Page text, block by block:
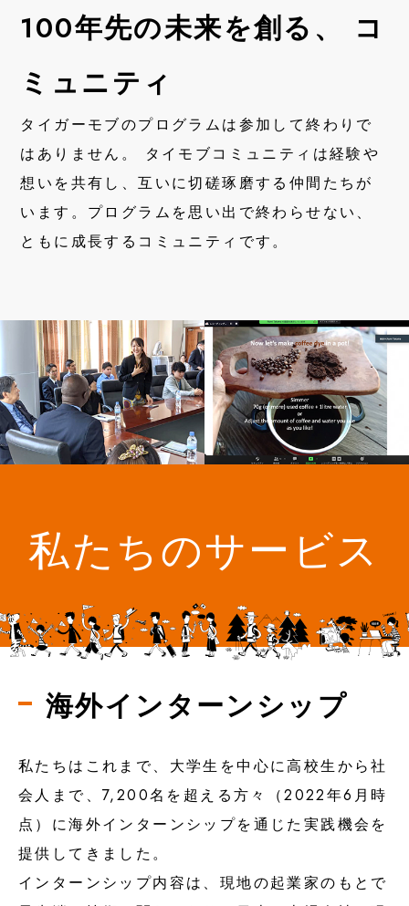
100年先の未来を創る、 コ
ミュニティ
タイガーモブのプログラムは参加して終わりで
はありません。 タイモブコミュニティは経験や
想いを共有し、互いに切磋琢磨する仲間たちが
います。プログラムを思い出で終わらせない、
ともに成長するコミュニティです。
私たちのサービス
海外インターンシップ
私たちはこれまで、大学生を中心に高校生から社
会人まで、7,200名を超える方々（2022年6月時
点）に海外インターンシップを通じた実践機会を
提供してきました。
インターンシップ内容は、現地の起業家のもとで